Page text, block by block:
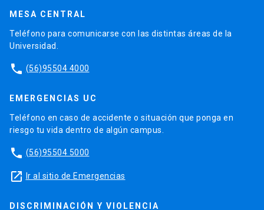
MESA CENTRAL
Teléfono para comunicarse con las distintas áreas de la
Universidad.
phone (56)95504 4000
EMERGENCIAS UC
Teléfono en caso de accidente o situación que ponga en
riesgo tu vida dentro de algún campus.
phone (56)95504 5000
launch Ir al sitio de Emergencias
DISCRIMINACIÓN Y VIOLENCIA